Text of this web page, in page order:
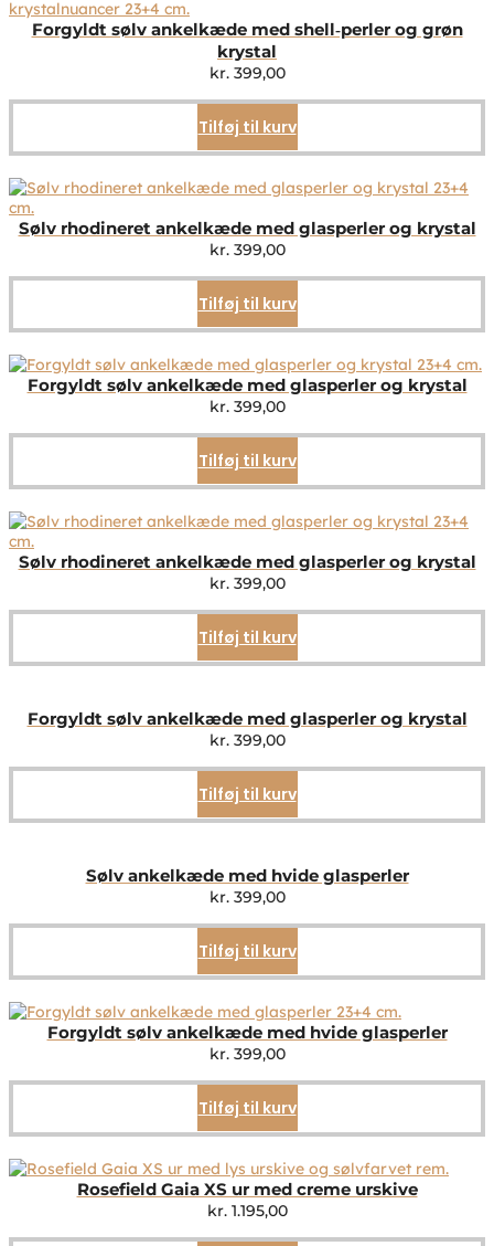
Forgyldt sølv ankelkæde med shell‑perler og grøn
krystal
kr.399,00
Tilføj til kurv
Sølv rhodineret ankelkæde med glasperler og krystal
kr.399,00
Tilføj til kurv
Forgyldt sølv ankelkæde med glasperler og krystal
kr.399,00
Tilføj til kurv
Sølv rhodineret ankelkæde med glasperler og krystal
kr.399,00
Tilføj til kurv
Forgyldt sølv ankelkæde med glasperler og krystal
kr.399,00
Tilføj til kurv
Sølv ankelkæde med hvide glasperler
kr.399,00
Tilføj til kurv
Forgyldt sølv ankelkæde med hvide glasperler
kr.399,00
Tilføj til kurv
Rosefield Gaia XS ur med creme urskive
kr.1.195,00